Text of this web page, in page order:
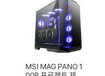
MSI MAG PANO 1